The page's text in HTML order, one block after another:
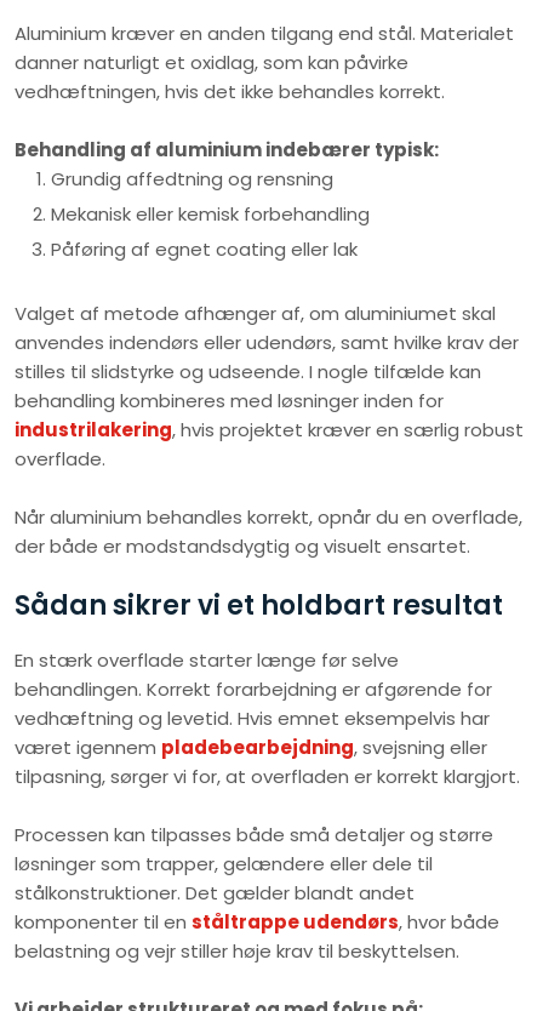
Aluminium kræver en anden tilgang end stål. Materialet
danner naturligt et oxidlag, som kan påvirke
vedhæftningen, hvis det ikke behandles korrekt.
Behandling af aluminium indebærer typisk:
​Grundig affedtning og rensning
​Mekanisk eller kemisk forbehandling
​Påføring af egnet coating eller lak
Valget af metode afhænger af, om aluminiumet skal
anvendes indendørs eller udendørs, samt hvilke krav der
stilles til slidstyrke og udseende. I nogle tilfælde kan
behandling kombineres med løsninger inden for
industrilakering, hvis projektet kræver en særlig robust
overflade.
Når aluminium behandles korrekt, opnår du en overflade,
der både er modstandsdygtig og visuelt ensartet.
Sådan sikrer vi et holdbart resultat
En stærk overflade starter længe før selve
behandlingen. Korrekt forarbejdning er afgørende for
vedhæftning og levetid. Hvis emnet eksempelvis har
været igennem pladebearbejdning, svejsning eller
tilpasning, sørger vi for, at overfladen er korrekt klargjort.
Processen kan tilpasses både små detaljer og større
løsninger som trapper, gelændere eller dele til
stålkonstruktioner. Det gælder blandt andet
komponenter til en ståltrappe udendørs, hvor både
belastning og vejr stiller høje krav til beskyttelsen.